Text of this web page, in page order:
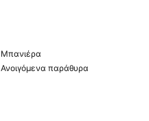
Μπανιέρα
Ανοιγόμενα παράθυρα